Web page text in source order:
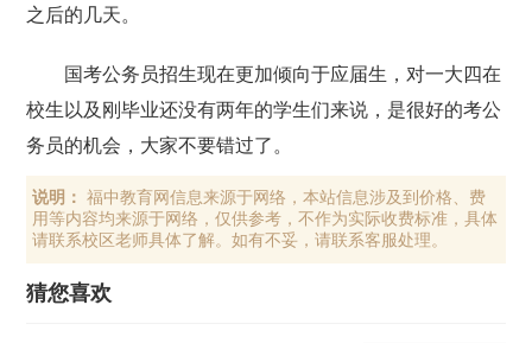
之后的几天。
国考公务员招生现在更加倾向于应届生，对一大四在
校生以及刚毕业还没有两年的学生们来说，是很好的考公
务员的机会，大家不要错过了。
说明：
福中教育网信息来源于网络，本站信息涉及到价格、费
用等内容均来源于网络，仅供参考，不作为实际收费标准，具体
请联系校区老师具体了解。如有不妥，请联系客服处理。
猜您喜欢